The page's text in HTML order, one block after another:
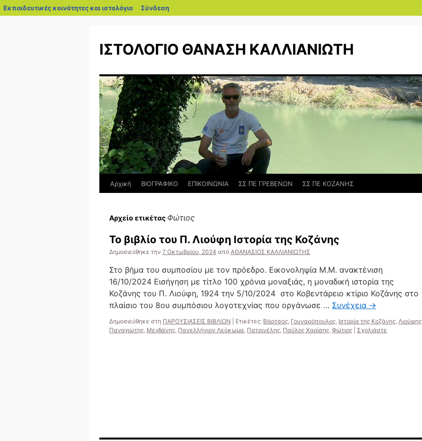
Εκπαιδευτικές κοινότητες και ιστολόγια blogs.sch.gr
Σύνδεση
περιεχόμενο
ΙΣΤΟΛΟΓΙΟ ΘΑΝΑΣΗ ΚΑΛΛΙΑΝΙΩΤΗ
Αρχική ΒΙΟΓΡΑΦΙΚΟ ΕΠΙΚΟΙΝΩΝΙΑ ΣΣ ΠΕ ΓΡΕΒΕΝΩΝ ΣΣ ΠΕ ΚΟΖΑΝΗΣ
Αρχείο ετικέτας Φώτιος
Το βιβλίο του Π. Λιούφη Ιστορία της Κοζάνης
Δημοσιεύθηκε την 7 Οκτωβρίου, 2024 από ΑΘΑΝΑΣΙΟΣ ΚΑΛΛΙΑΝΙΩΤΗΣ
Στο βήμα του συμποσίου με τον πρόεδρο. Εικονοληψία Μ.Μ. ανακτένιση
16/10/2024 Εισήγηση με τίτλο 100 χρόνια μοναξιάς, η μοναδική ιστορία της
Κοζάνης του Π. Λιούφη, 1924 την 5/10/2024 στο Κοβεντάρειο κτίριο Κοζάνης στο
πλαίσιο του 8ου συμπόσιου λογοτεχνίας που οργάνωσε … Συνέχεια →
Δημοσιεύθηκε στη ΠΑΡΟΥΣΙΑΣΕΙΣ ΒΙΒΛΙΩΝ Ετικέτες: Βάρτσος, Γουναρόπουλος, Ιστορία της Κοζάνης, Λιούφης
Παναγιώτης, Μεγδάνης, Πανελλήνιον Λεύκωμα, Πατρινέλης, Παύλος Χαρίσης, Φώτιος Σχολιάστε